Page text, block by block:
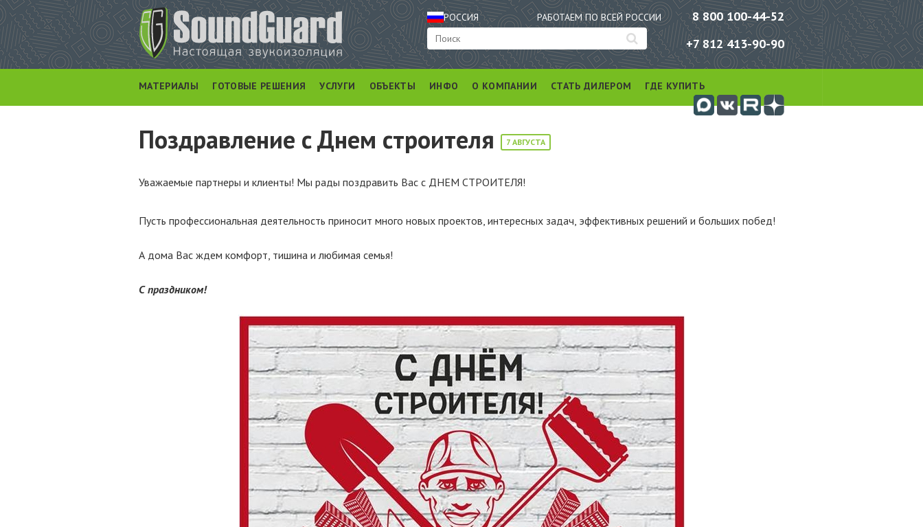
РОССИЯ РАБОТАЕМ ПО ВСЕЙ РОССИИ
8 800 100-44-52
+7 812 413-90-90
МАТЕРИАЛЫ ГОТОВЫЕ РЕШЕНИЯ УСЛУГИ ОБЪЕКТЫ ИНФО О КОМПАНИИ СТАТЬ ДИЛЕРОМ ГДЕ КУПИТЬ
Поздравление c Днем строителя 7 АВГУСТА
Уважаемые партнеры и клиенты! Мы рады поздравить Вас с ДНЕМ СТРОИТЕЛЯ!
Пусть профессиональная деятельность приносит много новых проектов, интересных задач, эффективных решений и больших побед!
А дома Вас ждем комфорт, тишина и любимая семья!
С праздником!